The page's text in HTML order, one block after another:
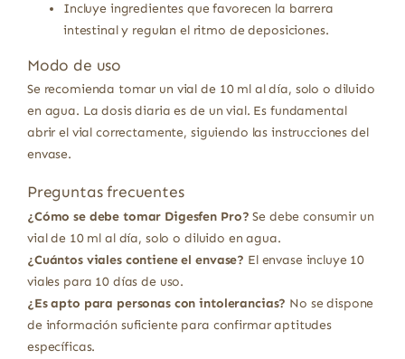
Incluye ingredientes que favorecen la barrera
intestinal y regulan el ritmo de deposiciones.
Modo de uso
Se recomienda tomar un vial de 10 ml al día, solo o diluido
en agua. La dosis diaria es de un vial. Es fundamental
abrir el vial correctamente, siguiendo las instrucciones del
envase.
Preguntas frecuentes
¿Cómo se debe tomar Digesfen Pro? Se debe consumir un
vial de 10 ml al día, solo o diluido en agua.
¿Cuántos viales contiene el envase? El envase incluye 10
viales para 10 días de uso.
¿Es apto para personas con intolerancias? No se dispone
de información suficiente para confirmar aptitudes
específicas.